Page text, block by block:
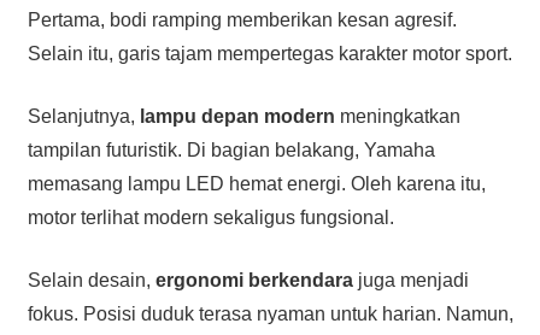
Pertama, bodi ramping memberikan kesan agresif.
Selain itu, garis tajam mempertegas karakter motor sport.
Selanjutnya, lampu depan modern meningkatkan
tampilan futuristik. Di bagian belakang, Yamaha
memasang lampu LED hemat energi. Oleh karena itu,
motor terlihat modern sekaligus fungsional.
Selain desain, ergonomi berkendarajuga menjadi
fokus. Posisi duduk terasa nyaman untuk harian. Namun,